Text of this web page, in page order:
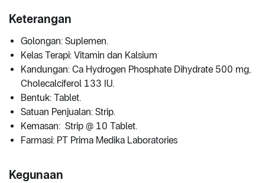
Keterangan
Golongan: Suplemen.
Kelas Terapi: Vitamin dan Kalsium
Kandungan: Ca Hydrogen Phosphate Dihydrate 500 mg,
Cholecalciferol 133 IU.
Bentuk: Tablet.
Satuan Penjualan: Strip.
Kemasan: Strip @ 10 Tablet.
Farmasi: PT Prima Medika Laboratories
Kegunaan